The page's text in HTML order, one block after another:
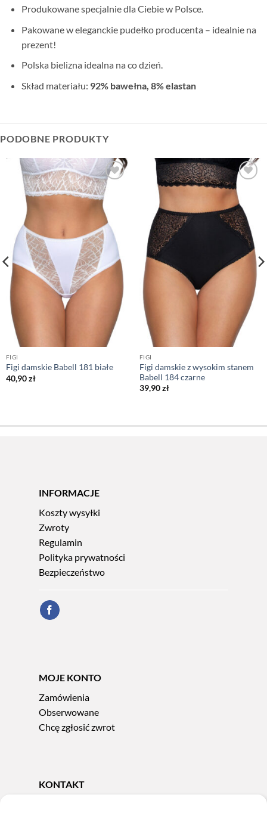
Produkowane specjalnie dla Ciebie w Polsce.
Pakowane w eleganckie pudełko producenta – idealnie na
prezent!
Polska bielizna idealna na co dzień.
Skład materiału: 92% bawełna, 8% elastan
PODOBNE PRODUKTY
FIGI
Figi damskie Babell 181 białe
40,90zł
FIGI
Figi damskie z wysokim stanem
Babell 184 czarne
39,90zł
INFORMACJE
Koszty wysyłki
Zwroty
Regulamin
Polityka prywatności
Bezpieczeństwo
MOJE KONTO
Zamówienia
Obserwowane
Chcę zgłosić zwrot
KONTAKT